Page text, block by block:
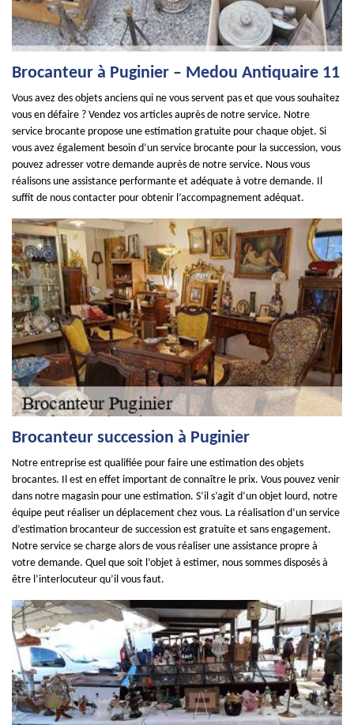
Brocanteur à Puginier – Medou Antiquaire 11
Vous avez des objets anciens qui ne vous servent pas et que vous souhaitez
vous en défaire ? Vendez vos articles auprès de notre service. Notre
service brocante propose une estimation gratuite pour chaque objet. Si
vous avez également besoin d’un service brocante pour la succession, vous
pouvez adresser votre demande auprès de notre service. Nous vous
réalisons une assistance performante et adéquate à votre demande. Il
suffit de nous contacter pour obtenir l’accompagnement adéquat.
Brocanteur succession à Puginier
Notre entreprise est qualifiée pour faire une estimation des objets
brocantes. Il est en effet important de connaître le prix. Vous pouvez venir
dans notre magasin pour une estimation. S’il s’agit d’un objet lourd, notre
équipe peut réaliser un déplacement chez vous. La réalisation d’un service
d’estimation brocanteur de succession est gratuite et sans engagement.
Notre service se charge alors de vous réaliser une assistance propre à
votre demande. Quel que soit l’objet à estimer, nous sommes disposés à
être l’interlocuteur qu’il vous faut.